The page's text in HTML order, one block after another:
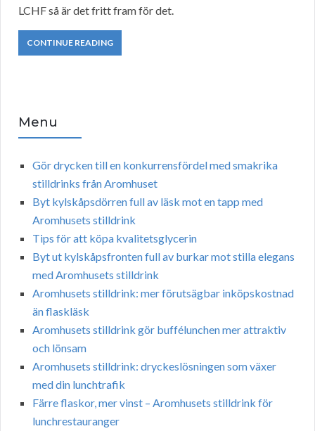
LCHF så är det fritt fram för det.
CONTINUE READING
Menu
Gör drycken till en konkurrensfördel med smakrika
stilldrinks från Aromhuset
Byt kylskåpsdörren full av läsk mot en tapp med
Aromhusets stilldrink
Tips för att köpa kvalitetsglycerin
Byt ut kylskåpsfronten full av burkar mot stilla elegans
med Aromhusets stilldrink
Aromhusets stilldrink: mer förutsägbar inköpskostnad
än flaskläsk
Aromhusets stilldrink gör buffélunchen mer attraktiv
och lönsam
Aromhusets stilldrink: dryckeslösningen som växer
med din lunchtrafik
Färre flaskor, mer vinst – Aromhusets stilldrink för
lunchrestauranger